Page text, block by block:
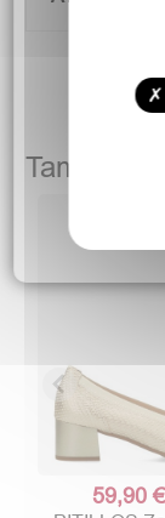
También
59,90